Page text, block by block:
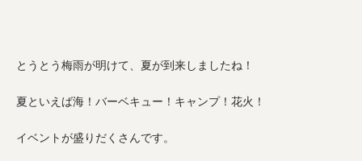
とうとう梅雨が明けて、夏が到来しましたね！
夏といえば海！バーベキュー！キャンプ！花火！
イベントが盛りだくさんです。